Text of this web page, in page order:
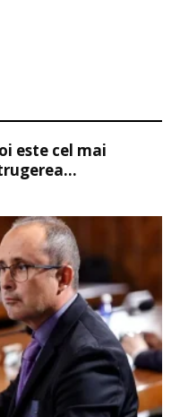
este cel mai